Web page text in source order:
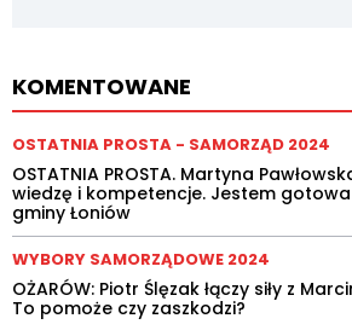
KOMENTOWANE
OSTATNIA PROSTA - SAMORZĄD 2024
OSTATNIA PROSTA. Martyna
wiedzę i kompetencje. Jestem
gminy Łoniów
WYBORY SAMORZĄDOWE 2024
OŻARÓW: Piotr Ślęzak łączy siły z
To pomoże czy zaszkodzi?